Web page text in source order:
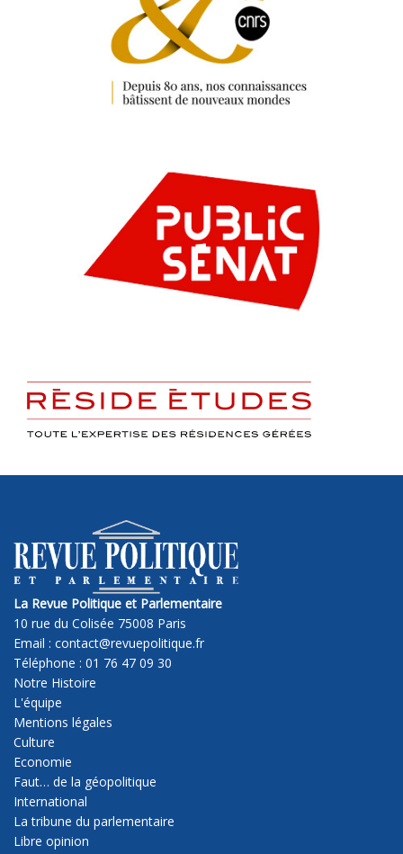
La Revue Politique et Parlementaire
10 rue du Colisée 75008 Paris
Email : contact@revuepolitique.fr
Téléphone : 01 76 47 09 30
Notre Histoire
L'équipe
Mentions légales
Culture
Economie
Faut… de la géopolitique
International
La tribune du parlementaire
Libre opinion